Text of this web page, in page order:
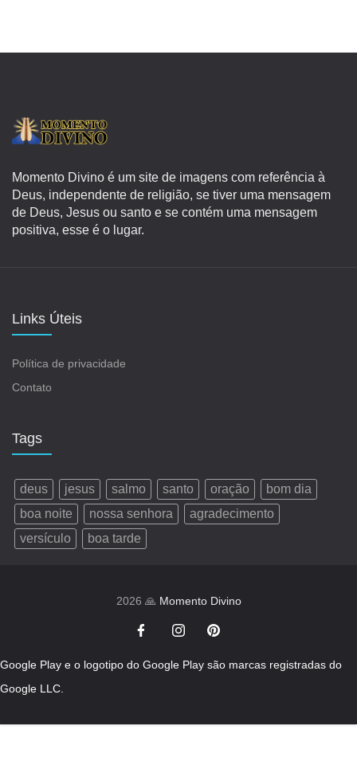
Momento Divino é um site de imagens com referência à
Deus, independente de religião, se tiver uma mensagem
de Deus, Jesus ou santo e se contém uma mensagem
positiva, esse é o lugar.
Links Úteis
Política de privacidade
Contato
Tags
deus jesus salmo santo oração
bom dia
boa noite
nossa senhora
agradecimento
versículo
boa tarde
2026 🙏 Momento Divino
Google Play e o logotipo do Google Play são marcas registradas do
Google LLC.